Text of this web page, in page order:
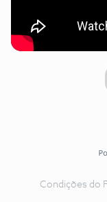
Condições do